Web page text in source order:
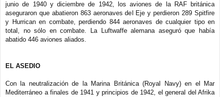
junio de 1940 y diciembre de 1942, los aviones de la RAF británica
aseguraron que abatieron 863 aeronaves del Eje y perdieron 289 Spitfire
y Hurrican en combate, perdiendo 844 aeronaves de cualquier tipo en
total, no sólo en combate. La Luftwaffe alemana aseguró que había
abatido 446 aviones aliados.
EL ASEDIO
Con la neutralización de la Marina Británica (Royal Navy) en el Mar
Mediterráneo a finales de 1941 y principios de 1942, el general del Afrika